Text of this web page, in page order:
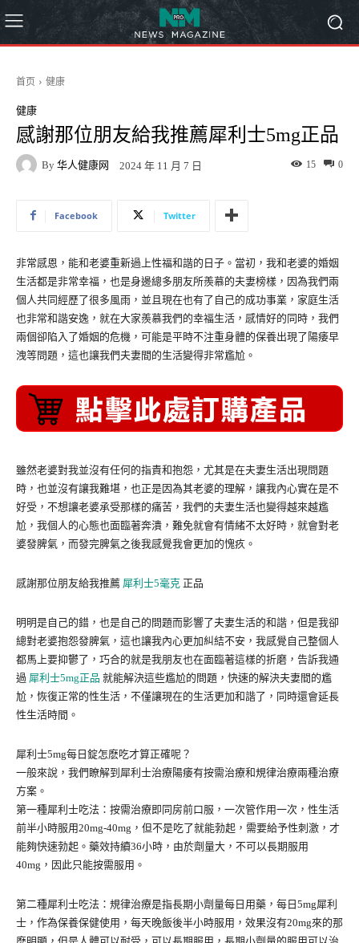
首页 健康
健康
感謝那位朋友給我推薦犀利士5mg正品
By 华人健康网 2024 年 11 月 7 日 0
15
Facebook Twitter
非常感恩，能和老婆重新過上性福和諧的日子。當初，我和老婆的婚姻
生活都是非常幸福，也是身邊總多朋友所羨慕的夫妻榜樣，因為我們兩
個人共同經歷了很多風雨，並且現在也有了自己的成功事業，家庭生活
也非常和諧安逸，就在大家羨慕我們的幸福生活，感情好的同時，我們
兩個卻陷入了婚姻的危機，可能是平時不注重身體的保養出現了陽痿早
洩等問題，這也讓我們夫妻間的生活變得非常尷尬。
雖然老婆對我並沒有任何的指責和抱怨，尤其是在夫妻生活出現問題
時，也並沒有讓我難堪，也正是因為其老婆的理解，讓我內心實在是不
好受，不想讓老婆承受那樣的痛苦，我們的夫妻生活也變得越來越尷
尬，我個人的心態也面臨著奔潰，難免就會有情緒不太好時，就會對老
婆發脾氣，而發完脾氣之後我感覺我會更加的愧疚。
感謝那位朋友給我推薦 犀利士5毫克 正品
明明是自己的錯，也是自己的問題而影響了夫妻生活的和諧，但是我卻
總對老婆抱怨發脾氣，這也讓我內心更加糾結不安，我感覺自己整個人
都馬上要抑鬱了，巧合的就是我朋友也在面臨著這樣的折磨，告訴我通
過 犀利士5mg正品 就能解決這些尷尬的問題，快速的解決夫妻間的尷
尬，恢復正常的性生活，不僅讓現在的生活更加和諧了，同時還會延長
性生活時間。
犀利士5mg每日錠怎麽吃才算正確呢？
一般來說，我們瞭解到犀利士治療陽痿有按需治療和規律治療兩種治療
方案。
第一種犀利士吃法：按需治療即同房前口服，一次管作用一次，性生活
前半小時服用20mg-40mg，但不是吃了就能勃起，需要給予性刺激，才
能夠快速勃起。藥效持續36小時，由於劑量大，不可以長期服用
40mg，因此只能按需服用。
第二種犀利士吃法：規律治療是指長期小劑量每日用藥，每日5mg犀利
士，作為保養保健使用，每天晚飯後半小時服用，效果沒有20mg來的那